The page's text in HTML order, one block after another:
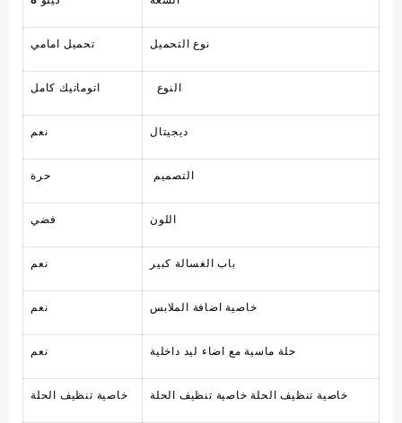
تحميل امامي نوع التحميل
اتوماتيك كامل النوع
نعم ديجيتال
حرة التصميم
فضي اللون
نعم باب الغسالة كبير
نعم خاصية اضافة الملابس
نعم حلة ماسية مع اضاء ليد داخلية
خاصية تنظيف الحلة خاصية تنظيف الحلة خاصية تنظيف الحلة